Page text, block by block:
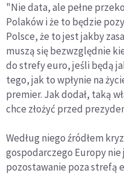
"Nie data, ale pełne
Polaków i że to będzie
Polsce, że to jest jakby
muszą się bezwzględnie
do strefy euro, jeśli będą
tego, jak to wpłynie na
premier. Jak dodał, taką
chce złożyć przed
Według niego źródłem
gospodarczego Europy
pozostawanie poza strefą